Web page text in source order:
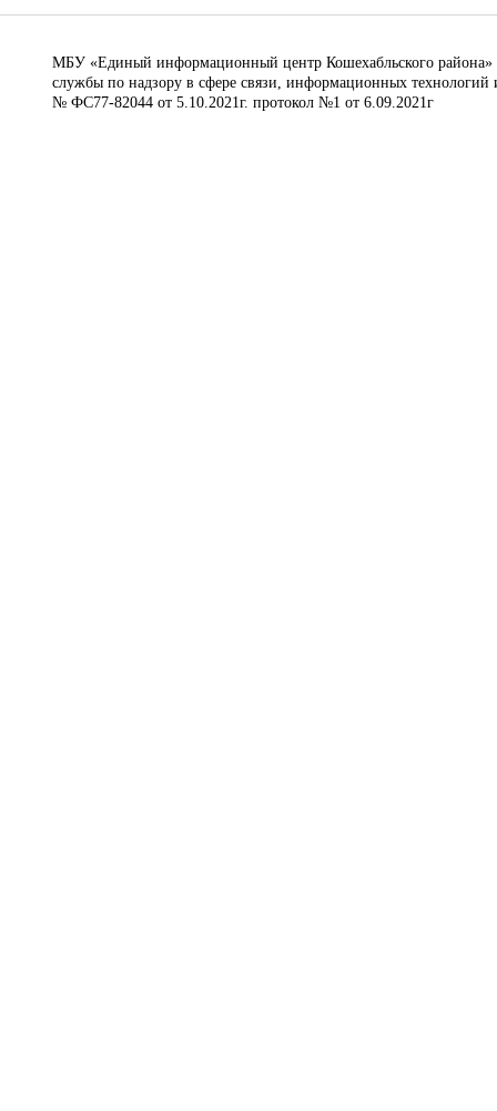
МБУ «Единый информационный центр Кошехабльского района»
службы по надзору в сфере связи, информационных
№ ФС77-82044 от 5.10.2021г. протокол №1 от 6.09.2021г